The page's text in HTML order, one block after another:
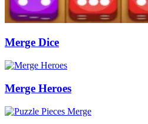
Merge Dice
Merge Heroes